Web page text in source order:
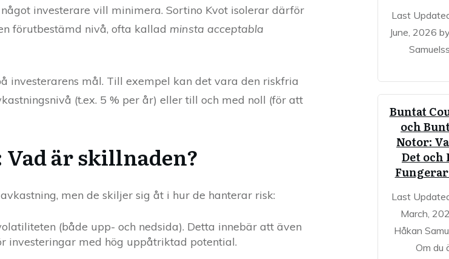
investerare vill minimera. Sortino Kvot isolerar därför
förutbestämd nivå, ofta kallad minsta acceptabla
investerarens mål. Till exempel kan det vara den riskfria
(t.ex. 5 % per år) eller till och med noll (för att
är skillnaden?
men de skiljer sig åt i hur de hanterar risk:
(både upp- och nedsida). Detta innebär att även
investeringar med hög uppåtriktad potential.
Last
June, 2026
Buntat
och
Notor:
Det och
Last
March,
Håkan
Om du